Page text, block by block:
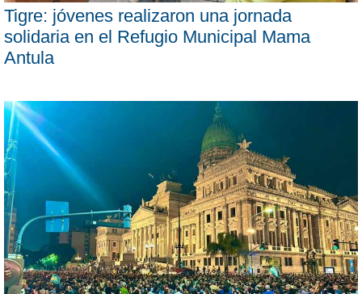
Tigre: jóvenes realizaron una jornada
solidaria en el Refugio Municipal Mama
Antula